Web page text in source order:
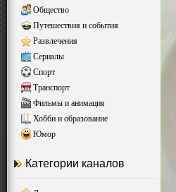
Общество
Путешествия и события
Развлечения
Сериалы
Спорт
Транспорт
Фильмы и анимация
Хобби и образование
Юмор
Категории каналов